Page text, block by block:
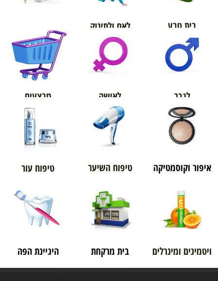
בית טבע לאם ולתינוק
אורטופדיה
לגבר לאישה מבצעים
איפור וקוסמטיקה טיפוח השיער טיפוח עור
ויטמינים ומינרלים בית מרקחת היגיינת הפה